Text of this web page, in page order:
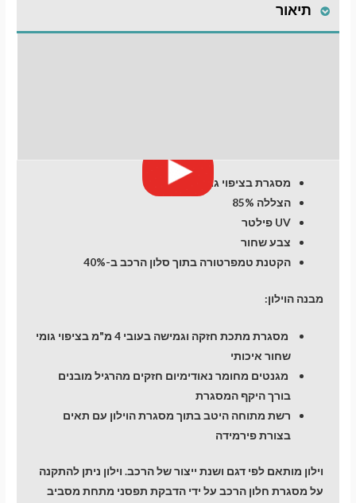
תיאור
מסגרת בציפוי גומי
הצללה 85%
UV פילטר
צבע שחור
הקטנת טמפרטורה בתוך סלון הרכב ב-40%
מבנה הוילון:
מסגרת מתכת חזקה וגמישה בעובי 4 מ"מ בציפוי גומי
שחור איכותי
מגנטים מחומר נאודימיום חזקים מהרגיל מובנים
בורך היקף המסגרת
רשת מתוחה היטב בתוך מסגרת הוילון עם תאים
בצורת פירמידה
וילון מותאם לפי דגם ושנת ייצור של הרכב. וילון ניתן להתקנה
על מסגרת חלון הרכב על ידי הדבקת תפסני מתחת מסביב
תשלום